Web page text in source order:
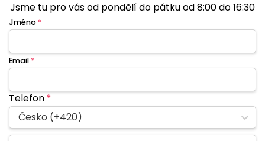
Jsme tu pro vás od pondělí do pátku od 8:00 do 16:30
Jméno *
Email *
Telefon*
Česko (+420)